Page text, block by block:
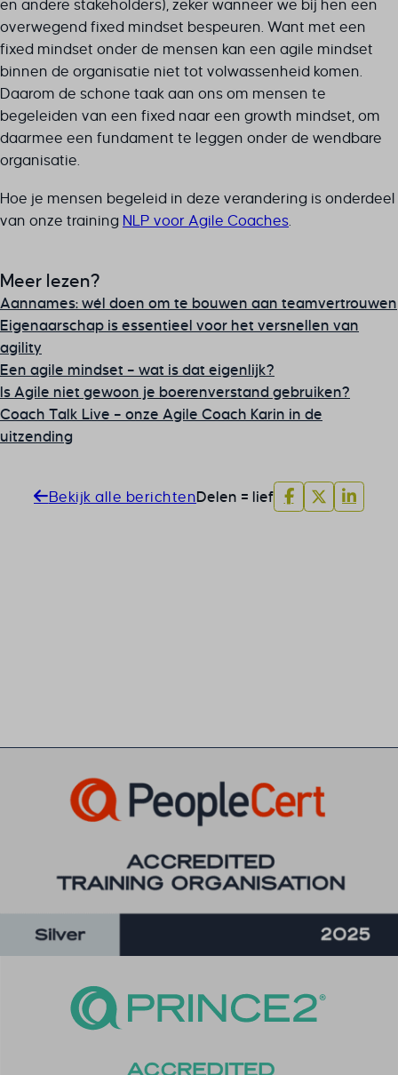
en andere stakeholders), zeker wanneer we bij hen een
overwegend fixed mindset bespeuren. Want met een
fixed mindset onder de mensen kan een agile mindset
binnen de organisatie niet tot volwassenheid komen.
Daarom de schone taak aan ons om mensen te
begeleiden van een fixed naar een growth mindset, om
daarmee een fundament te leggen onder de wendbare
organisatie.
Hoe je mensen begeleid in deze verandering is onderdeel
van onze training NLP voor Agile Coaches
Meer lezen?
Aannames: wél doen om te bouwen aan teamvertrouwen
Eigenaarschap is essentieel voor het versnellen van
agility
Een agile mindset – wat is dat eigenlijk?
Is Agile niet gewoon je boerenverstand gebruiken?
Coach Talk Live – onze Agile Coach Karin in de
uitzending
Bekijk alle berichtenDelen = lief